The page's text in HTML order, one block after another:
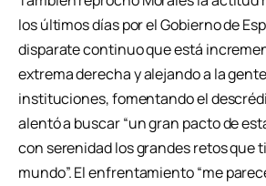
los últimos días por el Gobierno de
disparate continuo que está
extrema derecha y alejando a la
instituciones, fomentando el
alentó a buscar “un gran pacto de
con serenidad los grandes retos que
mundo”. El enfrentamiento “me